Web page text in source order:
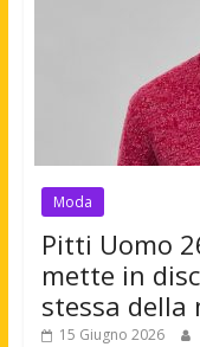
Moda
Pitti Uomo
mette in
stessa della
15 Giugno 2026